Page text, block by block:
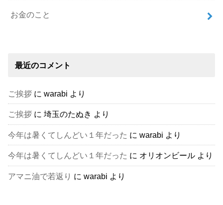
お金のこと
最近のコメント
ご挨拶 にwarabi より
ご挨拶 に埼玉のたぬき より
今年は暑くてしんどい１年だった にwarabi より
今年は暑くてしんどい１年だった に オリオンビール より
アマニ油で若返り にwarabi より